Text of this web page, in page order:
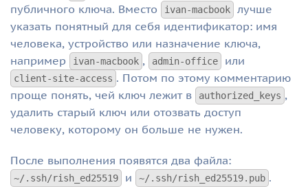
публичного ключа. Вместо
ivan-macbook
лучше
указать понятный для себя идентификатор: имя
человека, устройство или назначение ключа,
например
ivan-macbook , admin-office или
client-site-access . Потом по этому комментарию
проще понять, чей ключ лежит в
authorized_keys ,
удалить старый ключ или отозвать доступ
человеку, которому он больше не нужен.
После выполнения появятся два файла:
~/.ssh/rish_ed25519 и ~/.ssh/rish_ed25519.pub .